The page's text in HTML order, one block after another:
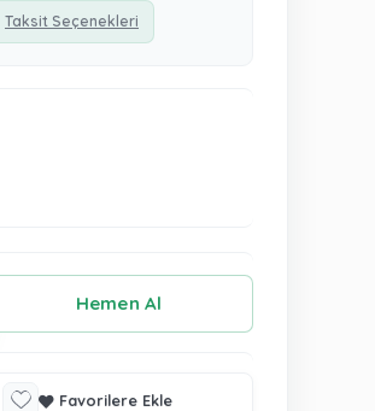
Taksit Seçenekleri
Favorilere Ekle